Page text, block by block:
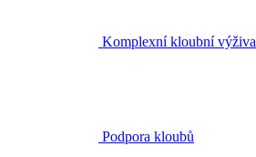
Komplexní kloubní výživa
Podpora kloubů